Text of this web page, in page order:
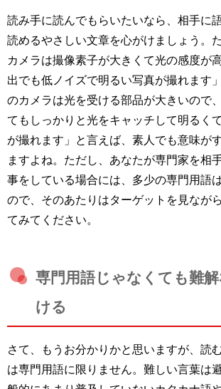
読み手に読んでもらいたいなら、相手に
読めるやさしい文章を心がけましょう。
カメラは撮像素子が大きくて光の感度が
出でも低ノイズで明るい写真が撮れます
のカメラは光を受ける部品が大きいので
てもしっかりと光をキャッチして明るく
が撮れます」と言えば、素人でも意味が
ますよね。ただし、あなたが専門家を相
事をしている場合には、多少の専門用語
ので、そのあたりはターゲットを見なが
てみてください。
専門用語じゃなくても難
ける
さて、もうお分かりかと思いますが、読
は専門用語に限りません。難しい言葉は